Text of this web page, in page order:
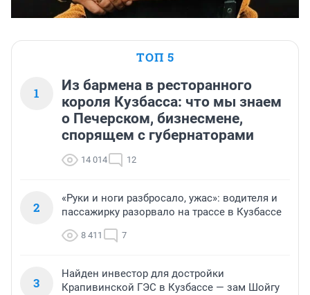
ТОП 5
1
Из бармена в ресторанного
короля Кузбасса: что мы знаем
о Печерском, бизнесмене,
спорящем с губернаторами
14 014 12
2
«Руки и ноги разбросало, ужас»: водителя и
пассажирку разорвало на трассе в Кузбассе
8 411 7
3
Найден инвестор для достройки
Крапивинской ГЭС в Кузбассе — зам Шойгу